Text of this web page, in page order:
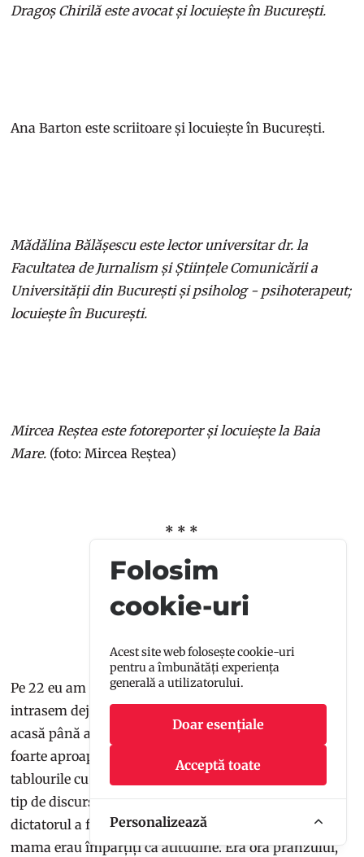
Dragoș Chirilă este avocat și locuiește în București.
Ana Barton este scriitoare și locuiește în București.
Mădălina Bălășescu este lector universitar dr. la
Facultatea de Jurnalism și Științele Comunicării a
Universității din București și psiholog - psihoterapeut;
locuiește în București.
Mircea Reștea este fotoreporter și locuiește la Baia
Mare. (foto: Mircea Reștea)
* * *
Pe 22 eu am fost la mama la serviciu, pentru că
intrasem deja în vacanță, și de când am plecat eu de
acasă până am ajuns la ea – mama avea serviciul
foarte aproape – unii dintre colegii ei dăduseră jos
tablourile cu Ceaușescu. La radio se auzea deja un alt
tip de discurs, în care printre altele se anunța că
dictatorul a fugit. Dar oamenii ăia de la serviciu de la
mama erau împărțiți ca atitudine. Era ora prânzului,
Folosim
cookie-uri
Acest site web folosește cookie-uri
pentru a îmbunătăți experiența
generală a utilizatorului.
Doar esențiale
Acceptă toate
Personalizează